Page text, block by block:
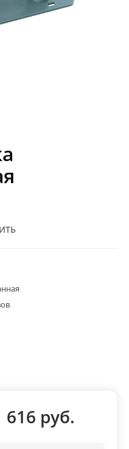
616 руб.